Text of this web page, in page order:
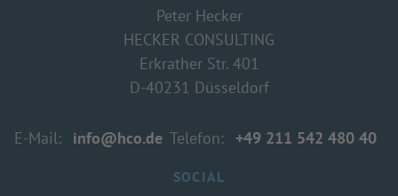
Peter Hecker
HECKER CONSULTING
Erkrather Str. 401
D-40231 Düsseldorf
E-Mail: info@hco.de Telefon: +49 211 542 480 40
SOCIAL